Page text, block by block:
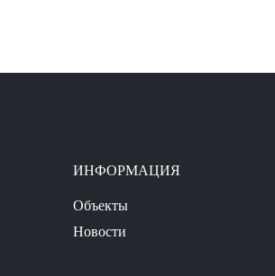
ИНФОРМАЦИЯ
Объекты
Новости